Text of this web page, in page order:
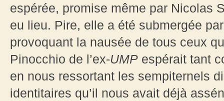
espérée, promise même par Nicolas
eu lieu. Pire, elle a été submergée
provoquant la nausée de tous ceux
Pinocchio de l’ex-UMP espérait tant
en nous ressortant les sempiternels
identitaires qu’il nous avait déjà